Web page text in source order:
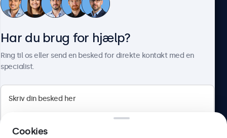
Kundeservice
Herstedøstervej 27-29, unit A, 2620 Albertslund, Danmark
Har du brug for hjælp?
Ring til os eller send en besked for direkte kontakt med en
specialist.
Cookies